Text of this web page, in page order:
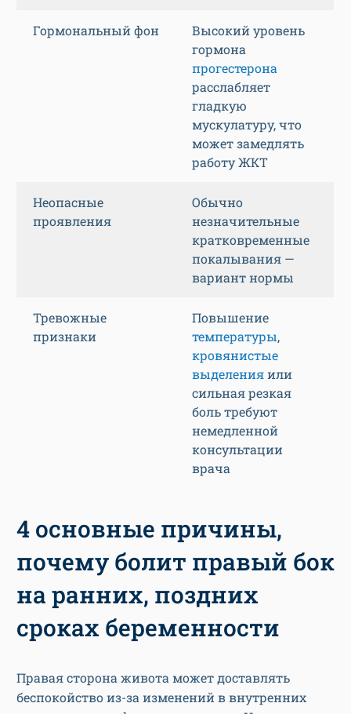
Гормональный фон
Высокий уровень
гормона
прогестерона
расслабляет
гладкую
мускулатуру, что
может замедлять
работу ЖКТ
Неопасные
проявления
Обычно
незначительные
кратковременные
покалывания —
вариант нормы
Тревожные
признаки
Повышение
температуры,
кровянистые
выделенияили
сильная резкая
боль требуют
немедленной
консультации
врача
4 основные причины,
почему болит правый бок
на ранних, поздних
сроках беременности
Правая сторона живота может доставлять
беспокойство из-за изменений в внутренних